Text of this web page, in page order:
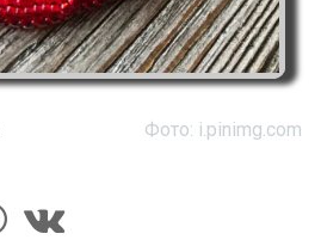
Фото: i.pinimg.com